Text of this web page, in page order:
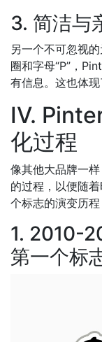
3. 简洁与
另一个不可忽视
圈和字母“P”，
有信息。这也体现
IV.
化过程
像其他大品牌一
的过程，以便随
个标志的演变历
1. 2010-
第一个标